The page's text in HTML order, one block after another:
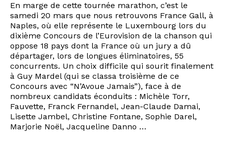
En marge de cette tournée marathon, c’est le
samedi 20 mars que nous retrouvons France Gall, à
Naples, où elle représente le Luxembourg lors du
dixième Concours de l’Eurovision de la chanson qui
oppose 18 pays dont la France où un jury a dû
départager, lors de longues éliminatoires, 55
concurrents. Un choix difficile qui sourit finalement
à Guy Mardel (qui se classa troisième de ce
Concours avec “N’Avoue Jamais”), face à de
nombreux candidats éconduits : Michèle Torr,
Fauvette, Franck Fernandel, Jean-Claude Damai,
Lisette Jambel, Christine Fontane, Sophie Darel,
Marjorie Noël, Jacqueline Danno …